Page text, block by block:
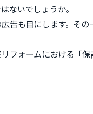
ないでしょうか。
告も目にします。その
フォームにおける「